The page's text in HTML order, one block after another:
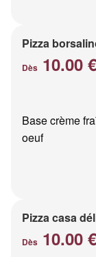
Pizza
Dès 10.00 €
Base crème
oeuf
Pizza casa
Dès 10.00 €